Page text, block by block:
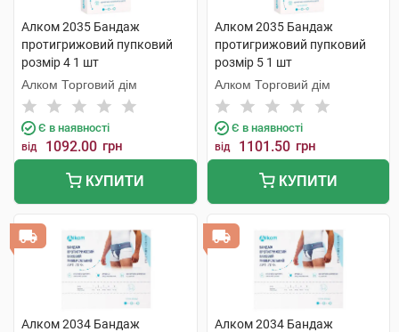
Алком 2035 Бандаж
протигрижовий пупковий
розмір 4 1 шт
Алком Торговий дім
Є в наявності
від 1092.00 грн
КУПИТИ
Алком 2035 Бандаж
протигрижовий пупковий
розмір 5 1 шт
Алком Торговий дім
Є в наявності
від 1101.50 грн
КУПИТИ
Алком 2034 Бандаж
Алком 2034 Бандаж